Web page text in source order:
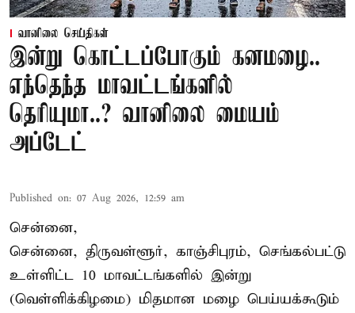
வானிலை செய்திகள்
இன்று கொட்டப்போகும் கனமழை..
எந்தெந்த மாவட்டங்களில்
தெரியுமா..? வானிலை மையம்
அப்டேட்
Published on: 07 Aug 2026, 12:59 am
சென்னை,
சென்னை, திருவள்ளூர், காஞ்சிபுரம், செங்கல்பட்டு
உள்ளிட்ட 10 மாவட்டங்களில் இன்று
(வெள்ளிக்கிழமை) மிதமான மழை பெய்யக்கூடும்